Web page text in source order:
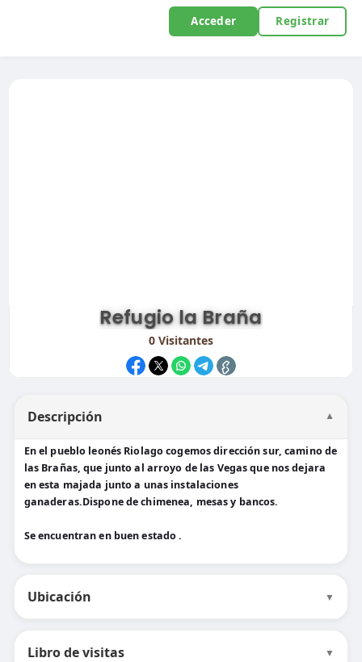
Acceder Registrar
Refugio la Braña
0Visitantes
Descripción ▼
En el pueblo leonés Riolago cogemos dirección sur, camino de
las Brañas, que junto al arroyo de las Vegas que nos dejara
en esta majada junto a unas instalaciones
ganaderas.Dispone de chimenea, mesas y bancos.
Se encuentran en buen estado .
Ubicación ▼
Libro de visitas ▼